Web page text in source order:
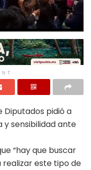
Diputados pidió a
y sensibilidad ante
“hay que buscar
realizar este tipo de